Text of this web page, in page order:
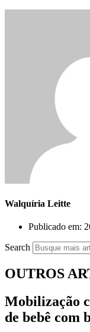
Walquíria Leitte
Publicado em:
Search
OUTROS
Mobilização
de bebê com